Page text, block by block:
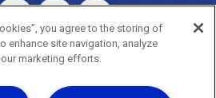
you agree to the storing of
enhance site navigation, analyze
marketing efforts.